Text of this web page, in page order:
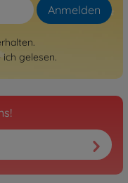
Ver. II Pro
verfügbar
Pro Chassis
Anmelden
ich gelesen.